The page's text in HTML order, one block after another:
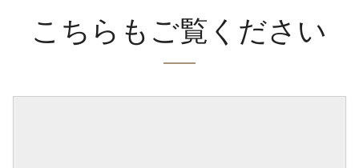
こちらもご覧ください